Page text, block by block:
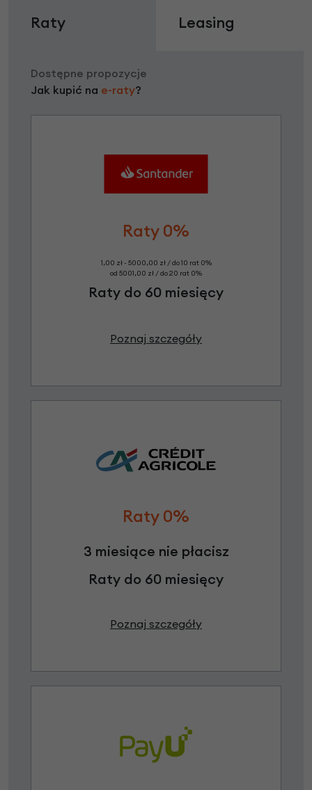
Raty Leasing
Dostępne propozycje
Jak kupić na e-raty?
Raty 0%
1,00 zł - 5000,00 zł / do 10 rat 0%
od 5001,00 zł / do 20 rat 0%
Raty do 60 miesięcy
Poznaj szczegóły
Raty 0%
3 miesiące nie płacisz
Raty do 60 miesięcy
Poznaj szczegóły